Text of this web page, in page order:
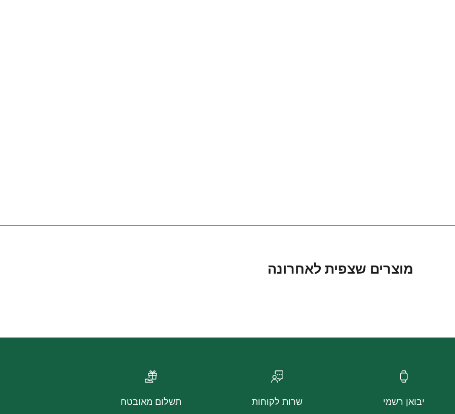
מוצרים שצפית לאחרונה
יבואן רשמי
שרות לקוחות
תשלום מאובטח